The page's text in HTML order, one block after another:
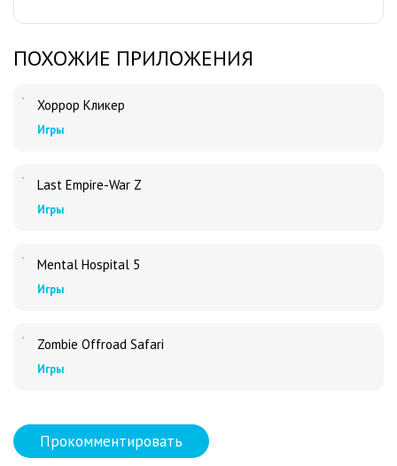
ПОХОЖИЕ ПРИЛОЖЕНИЯ
Хоррор Кликер
Игры
Last Empire-War Z
Игры
Mental Hospital 5
Игры
Zombie Offroad Safari
Игры
Прокомментировать